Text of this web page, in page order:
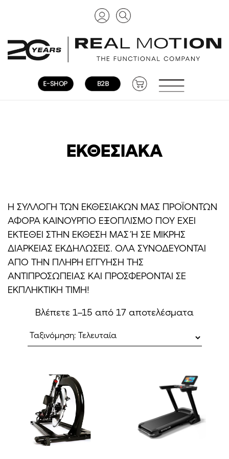
ΕΚΘΕΣΙΑΚΑ
Η ΣΥΛΛΟΓΗ ΤΩΝ ΕΚΘΕΣΙΑΚΩΝ ΜΑΣ ΠΡΟΪΟΝΤΩΝ
ΑΦΟΡΑ ΚΑΙΝΟΥΡΓΙΟ ΕΞΟΠΛΙΣΜΟ ΠΟΥ ΕΧΕΙ
ΕΚΤΕΘΕΙ ΣΤΗΝ ΕΚΘΕΣΗ ΜΑΣ Ή ΣΕ ΜΙΚΡΗΣ
ΔΙΑΡΚΕΙΑΣ ΕΚΔΗΛΩΣΕΙΣ. ΟΛΑ ΣΥΝΟΔΕΥΟΝΤΑΙ
ΑΠΟ ΤΗΝ ΠΛΗΡΗ ΕΓΓΥΗΣΗ ΤΗΣ
ΑΝΤΙΠΡΟΣΩΠΕΙΑΣ ΚΑΙ ΠΡΟΣΦΕΡΟΝΤΑΙ ΣΕ
ΕΚΠΛΗΚΤΙΚΗ ΤΙΜΗ!
Βλέπετε 1–15 από 17 αποτελέσματα
latest